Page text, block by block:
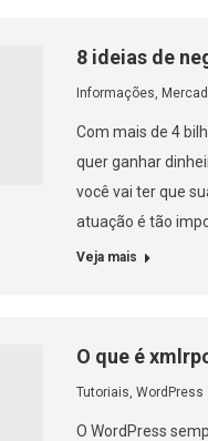
8 ideias de
Informações,
Com mais de 4
quer ganhar
você vai ter que
atuação é tão
Veja mais
O que é
Tutoriais, WordPress
O WordPress